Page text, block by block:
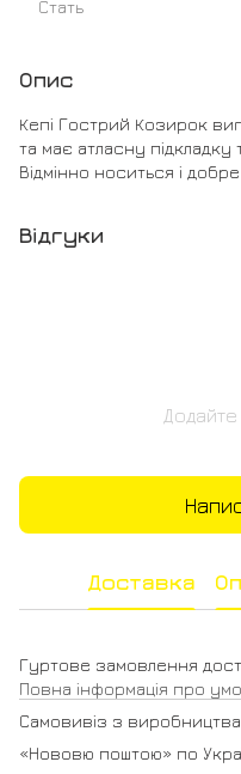
Стать
Опис
Кепі Гострий Козирок
та має атласну підкладку
Відмінно носиться і
Відгуки
Доставка
Гуртове замовлення
Повна інформація про
Самовивіз з
«Нововю поштою» по